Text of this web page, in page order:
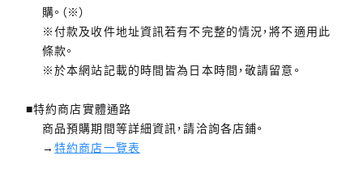
購。（※）
※付款及收件地址資訊若有不完整的情況，將不適用此
條款。
※於本網站記載的時間皆為日本時間，敬請留意。
■特約商店實體通路
商品預購期間等詳細資訊，請洽詢各店鋪。
→特約商店一覽表